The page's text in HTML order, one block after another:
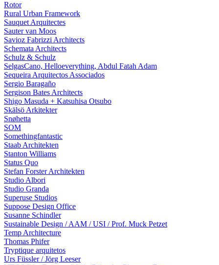
Rotor
Rural Urban Framework
Sauquet Arquitectes
Sauter van Moos
Savioz Fabrizzi Architects
Schemata Architects
Schulz & Schulz
SelgasCano, Helloeverything, Abdul Fatah Adam
Sequeira Arquitectos Associados
Sergio Baragaño
Sergison Bates Architects
Shigo Masuda + Katsuhisa Otsubo
Skälsö Arkitekter
Snøhetta
SOM
Somethingfantastic
Staab Architekten
Stanton Williams
Status Quo
Stefan Forster Architekten
Studio Albori
Studio Granda
Superuse Studios
Suppose Design Office
Susanne Schindler
Sustainable Design / AAM / USI / Prof. Muck Petzet
Temp Architecture
Thomas Phifer
Tryptique arquitetos
Urs Füssler / Jörg Leeser